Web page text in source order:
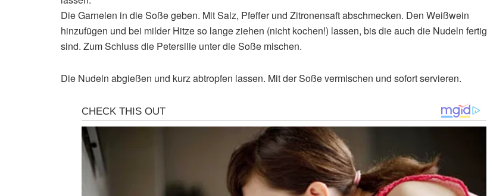
Die Garnelen in die Soße geben. Mit Salz, Pfeffer und Zitronensaft abschmecken. Den Weißwein
hinzufügen und bei milder Hitze so lange ziehen (nicht kochen!) lassen, bis die auch die Nudeln fertig
sind. Zum Schluss die Petersilie unter die Soße mischen.
Die Nudeln abgießen und kurz abtropfen lassen. Mit der Soße vermischen und sofort servieren.